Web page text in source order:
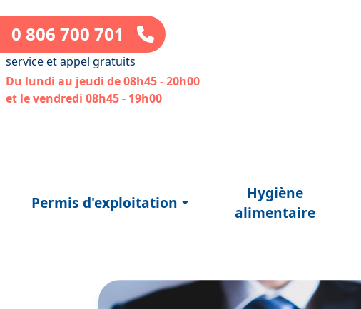
0 806 700 701
service et appel gratuits
Du lundi au jeudi de 08h45 - 20h00
et le vendredi 08h45 - 19h00
Permis d'exploitation
Hygiène
alimentaire